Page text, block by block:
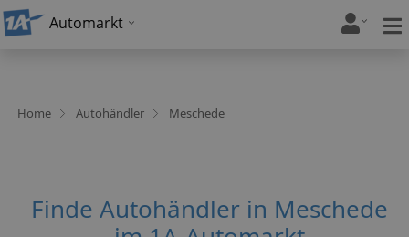
Automarkt
Home Autohändler Meschede
Finde Autohändler in Meschede